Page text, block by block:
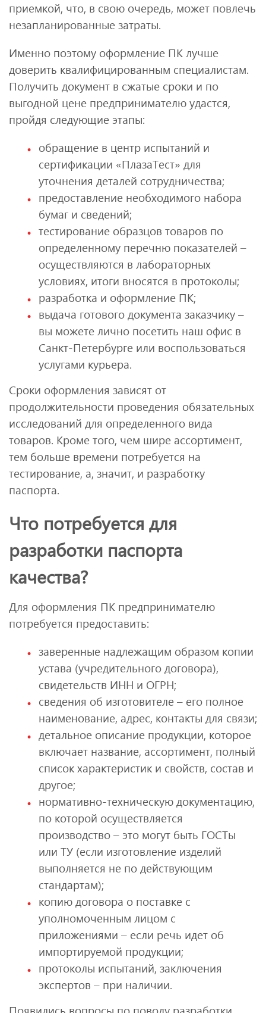
приемкой, что, в свою очередь, может повлечь
незапланированные затраты.
Именно поэтому оформление ПК лучше
доверить квалифицированным специалистам.
Получить документ в сжатые сроки и по
выгодной цене предпринимателю удастся,
пройдя следующие этапы:
обращение в центр испытаний и
сертификации «ПлазаТест» для
уточнения деталей сотрудничества;
предоставление необходимого набора
бумаг и сведений;
тестирование образцов товаров по
определенному перечню показателей –
осуществляются в лабораторных
условиях, итоги вносятся в протоколы;
разработка и оформление ПК;
выдача готового документа заказчику –
вы можете лично посетить наш офис в
Санкт-Петербурге или воспользоваться
услугами курьера.
Сроки оформления зависят от
продолжительности проведения обязательных
исследований для определенного вида
товаров. Кроме того, чем шире ассортимент,
тем больше времени потребуется на
тестирование, а, значит, и разработку
паспорта.
Что потребуется для
разработки паспорта
качества?
Для оформления ПК предпринимателю
потребуется предоставить:
заверенные надлежащим образом копии
устава (учредительного договора),
свидетельств ИНН и ОГРН;
сведения об изготовителе – его полное
наименование, адрес, контакты для связи;
детальное описание продукции, которое
включает название, ассортимент, полный
список характеристик и свойств, состав и
другое;
нормативно-техническую документацию,
по которой осуществляется
производство – это могут быть ГОСТы
или ТУ (если изготовление изделий
выполняется не по действующим
стандартам);
копию договора о поставке с
уполномоченным лицом с
приложениями – если речь идет об
импортируемой продукции;
протоколы испытаний, заключения
экспертов – при наличии.